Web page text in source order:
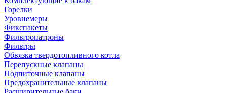
Горелки
Уровнемеры
Фикспакеты
Фильтропатроны
Фильтры
Обвязка твердотопливного котла
Перепускные клапаны
Подпиточные клапаны
Предохранительные клапаны